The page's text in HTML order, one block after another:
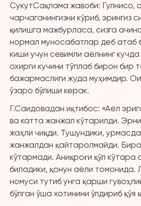
СукутСақлама жавоби: Гулнисо,
чарчаганингизни кўриб, эрингиз
қилишга мажбурласа, сизга
нормал муносабатлар деб атаб
киши учун севимли аёлнинг
охирги кучини тўплаб бирон бир
бажармаслиги жуда муҳимдир.
ўзаро бўлиши керак.
Г.Саидовадан иқтибос: «Аёл
ва катта жанжал кўтарилди.
жаҳли чиқди. Тушундики,
жанжалдан қайтаролмайди.
кўтармади. Аниқроғи қўл кўтара
биладики, қонун аёли томонида.
номуси тутиб унга қарши
бўлган ўша хотинини ўлдириб қўя